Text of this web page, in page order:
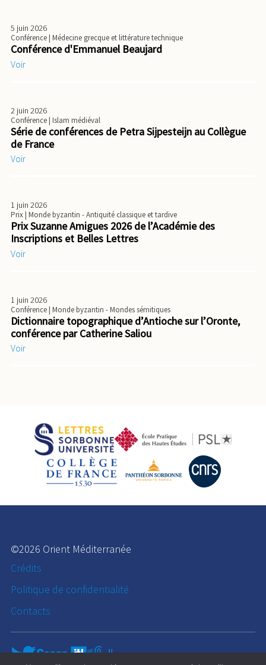
5 juin 2026
Conférence| Médecine grecque et littérature technique
Conférence d'Emmanuel Beaujard
Voir
2 juin 2026
Conférence| Islam médiéval
Série de conférences de Petra Sijpesteijn au Collègue
de France
Voir
1 juin 2026
Prix| Monde byzantin - Antiquité classique et tardive
Prix Suzanne Amigues 2026 de l’Académie des
Inscriptions et Belles Lettres
Voir
1 juin 2026
Conférence| Monde byzantin - Mondes sémitiques
Dictionnaire topographique d’Antioche sur l’Oronte,
conférence par Catherine Saliou
Voir
©2026 Orient Méditerranée
Crédits
Politique de confidentialité
Contacts